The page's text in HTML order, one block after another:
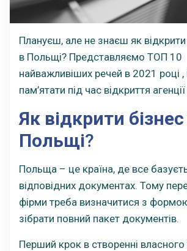
Плануєш, але не знаєш як відкрити
в Польщі? Представляємо ТОП 10
найважливіших речей в 2021 році ,
пам’ятати під час відкриття агенції
Як відкрити
Польщі?
Польща – це країна, де все
відповідних документах. Тому
фірми треба визначитися з формою
зібрати повний пакет документів.
Перший крок в створенні власного